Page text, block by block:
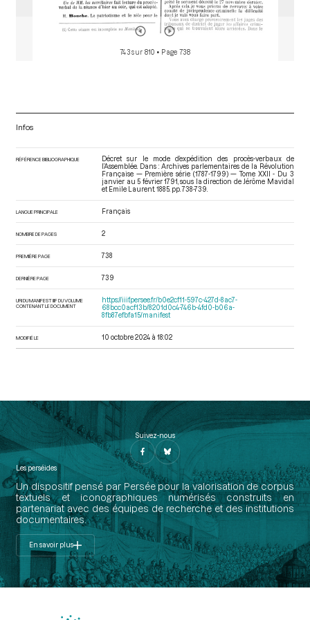
743 sur 810 • Page 738
Infos
RÉFÉRENCE BIBLIOGRAPHIQUE
Décret sur le mode d’expédition des procès-verbaux de
l’Assemblée. Dans : Archives parlementaires de la Révolution
Française — Première série (1787-1799) — Tome XXII - Du 3
janvier au 5 février 1791 , sous la direction de Jérôme Mavidal
et Emile Laurent. 1885. pp. 738-739.
LANGUE PRINCIPALE Français
NOMBRE DE PAGES 2
PREMIÈRE PAGE 738
DERNIÈRE PAGE 739
URI DU MANIFEST IIIF DU VOLUME
CONTENANT LE DOCUMENT
https://iiif.persee.fr/b0e2cf11-597c-427d-8ac7-
68bcc0acf13b/8201d0c4-746b-4fd0-b06a-
8fb87efbfa15/manifest
MODIFIÉ LE 10 octobre 2024 à 18:02
Suivez-nous
Les perséides
Un dispositif pensé par Persée pour la valorisation de corpus
textuels et iconographiques numérisés construits en
partenariat avec des équipes de recherche et des institutions
documentaires.
En savoir plus